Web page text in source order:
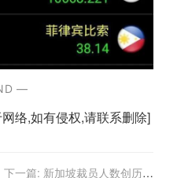
—
络,如有侵权,请联系删除]
下一篇: 新加坡裁员人数创历史